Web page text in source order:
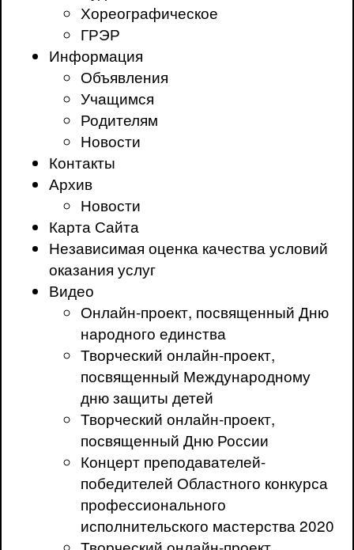
Хореографическое
ГРЭР
Информация
Объявления
Учащимся
Родителям
Новости
Контакты
Архив
Новости
Карта Сайта
Независимая оценка качества условий
оказания услуг
Видео
Онлайн-проект, посвященный Дню
народного единства
Творческий онлайн-проект,
посвященный Международному
дню защиты детей
Творческий онлайн-проект,
посвященный Дню России
Концерт преподавателей-
победителей Областного конкурса
профессионального
исполнительского мастерства 2020